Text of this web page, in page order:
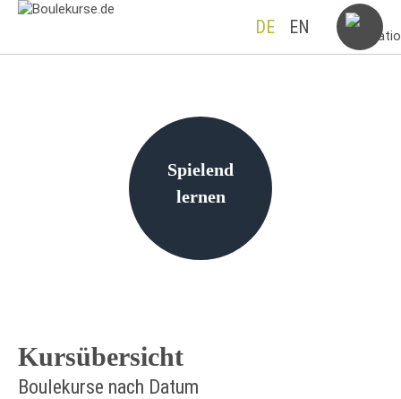
DE EN
Spielend
lernen
Kursübersicht
Boulekurse nach Datum